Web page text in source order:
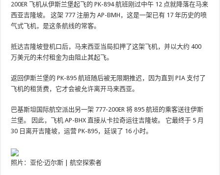
200ER 飞机从伊斯兰堡起飞的 PK-894 航班刚过中午 12 点就降落在马来
西亚吉隆坡。 这架 777 注册为 AP-BMH，这是一架已有 17 年历史的喷
气式飞机，是这条航线的常客。
抵达吉隆坡登机口后，马来西亚当局扣押了这架飞机，并以大约 400
万美元的未付租金为由阻止其起飞。
返回伊斯兰堡的 PK-895 航班随后被无限期推迟，因为直到 PIA 支付了
飞机的租赁费，它才会被允许离开马来西亚。
巴基斯坦国际航空派出另一架 777-200ER 将 895 航班的乘客送往伊斯
兰堡。 因此，飞机 AP-BHX 直接从卡拉奇运往吉隆坡。 它最终于 5 月
30 日离开吉隆坡，运营 PK-895，延误了 16 小时。
照片：亚伦·迈尔斯 | 航空探索者